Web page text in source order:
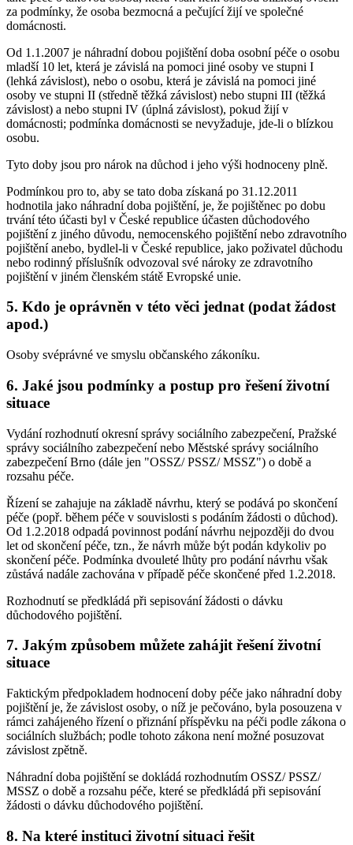
za podmínky, že osoba bezmocná a pečující žijí ve společné
domácnosti.
Od 1.1.2007 je náhradní dobou pojištění doba osobní péče o osobu
mladší 10 let, která je závislá na pomoci jiné osoby ve stupni I
(lehká závislost), nebo o osobu, která je závislá na pomoci jiné
osoby ve stupni II (středně těžká závislost) nebo stupni III (těžká
závislost) a nebo stupni IV (úplná závislost), pokud žijí v
domácnosti; podmínka domácnosti se nevyžaduje, jde-li o blízkou
osobu.
Tyto doby jsou pro nárok na důchod i jeho výši hodnoceny plně.
Podmínkou pro to, aby se tato doba získaná po 31.12.2011
hodnotila jako náhradní doba pojištění, je, že pojištěnec po dobu
trvání této účasti byl v České republice účasten důchodového
pojištění z jiného důvodu, nemocenského pojištění nebo zdravotního
pojištění anebo, bydlel-li v České republice, jako poživatel důchodu
nebo rodinný příslušník odvozoval své nároky ze zdravotního
pojištění v jiném členském státě Evropské unie.
5. Kdo je oprávněn v této věci jednat (podat žádost
apod.)
Osoby svéprávné ve smyslu občanského zákoníku.
6. Jaké jsou podmínky a postup pro řešení životní
situace
Vydání rozhodnutí okresní správy sociálního zabezpečení, Pražské
správy sociálního zabezpečení nebo Městské správy sociálního
zabezpečení Brno (dále jen "OSSZ/ PSSZ/ MSSZ") o době a
rozsahu péče.
Řízení se zahajuje na základě návrhu, který se podává po skončení
péče (popř. během péče v souvislosti s podáním žádosti o důchod).
Od 1.2.2018 odpadá povinnost podání návrhu nejpozději do dvou
let od skončení péče, tzn., že návrh může být podán kdykoliv po
skončení péče. Podmínka dvouleté lhůty pro podání návrhu však
zůstává nadále zachována v případě péče skončené před 1.2.2018.
Rozhodnutí se předkládá při sepisování žádosti o dávku
důchodového pojištění.
7. Jakým způsobem můžete zahájit řešení životní
situace
Faktickým předpokladem hodnocení doby péče jako náhradní doby
pojištění je, že závislost osoby, o níž je pečováno, byla posouzena v
rámci zahájeného řízení o přiznání příspěvku na péči podle zákona o
sociálních službách; podle tohoto zákona není možné posuzovat
závislost zpětně.
Náhradní doba pojištění se dokládá rozhodnutím OSSZ/ PSSZ/
MSSZ o době a rozsahu péče, které se předkládá při sepisování
žádosti o dávku důchodového pojištění.
8. Na které instituci životní situaci řešit